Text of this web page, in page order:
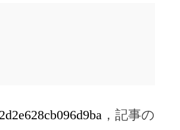
，記事の